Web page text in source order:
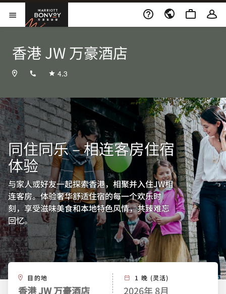
Skip to Content
打开菜单万豪旅享家
香港 JW 万豪酒店
+85228108366
4.3
同住同乐 – 相连客房住宿
体验
与家人或好友一起探索香港，相聚并入住JW相
连客房。体验奢华舒适住宿的每一个欢乐时
刻，享受滋味美食和本地特色风情，共臻难忘
回忆。
目的地
香港 JW 万豪酒店
1 晚 (灵活)
2026年 8月